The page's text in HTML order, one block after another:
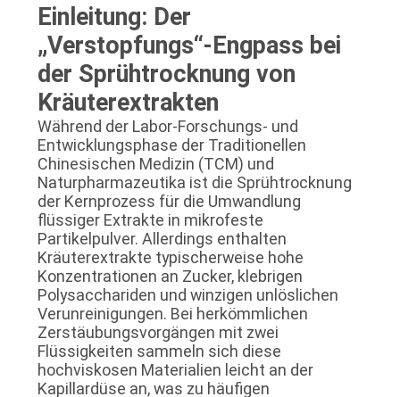
SIE EIN
ZITAT
SITEMAP
DATENSCHUTZRICHTLINIE
Einleitung: Der
„Verstopfungs“-Engpass bei
der Sprühtrocknung von
Kräuterextrakten
Während der Labor-Forschungs- und
Entwicklungsphase der Traditionellen
Chinesischen Medizin (TCM) und
Naturpharmazeutika ist die Sprühtrocknung
der Kernprozess für die Umwandlung
flüssiger Extrakte in mikrofeste
Partikelpulver. Allerdings enthalten
Kräuterextrakte typischerweise hohe
Konzentrationen an Zucker, klebrigen
Polysacchariden und winzigen unlöslichen
Verunreinigungen. Bei herkömmlichen
Zerstäubungsvorgängen mit zwei
Flüssigkeiten sammeln sich diese
hochviskosen Materialien leicht an der
Kapillardüse an, was zu häufigen